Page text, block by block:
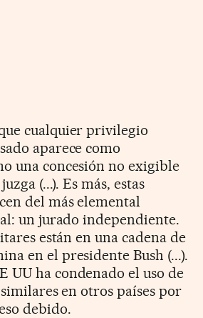
cualquier privilegio
aparece como
una concesión no exigible
(...). Es más, estas
del más elemental
un jurado independiente.
están en una cadena de
en el presidente Bush (...).
UU ha condenado el uso de
en otros países por
debido.